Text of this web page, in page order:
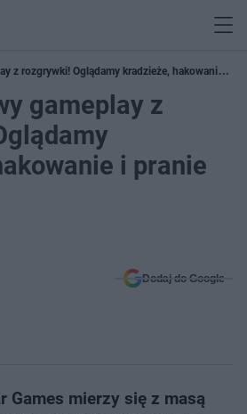
z rozgrywki! Oglądamy kradzieże, hakowanie i
gameplay z
i pranie
Dodaj do Google
Games mierzy się z masą